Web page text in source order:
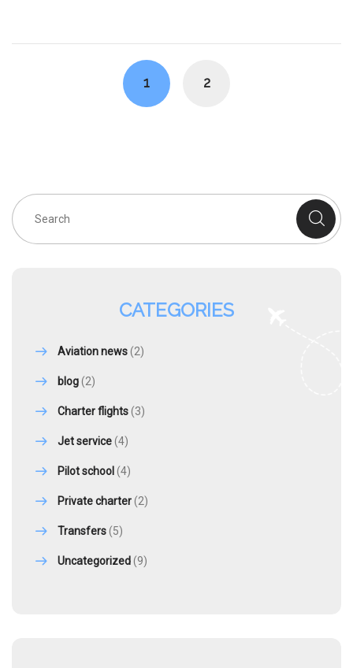
1 2
CATEGORIES
Aviation news(2)
blog(2)
Charter flights(3)
Jet service(4)
Pilot school (4)
Private charter(2)
Transfers(5)
Uncategorized(9)